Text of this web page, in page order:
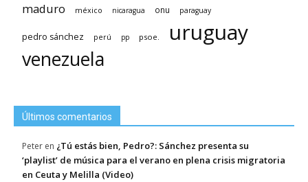
maduro méxico nicaragua onu paraguay
pedro sánchez perú pp psoe. uruguay
venezuela
Últimos comentarios
Peter en ¿Tú estás bien, Pedro?: Sánchez presenta su
‘playlist’ de música para el verano en plena crisis migratoria
en Ceuta y Melilla (Video)